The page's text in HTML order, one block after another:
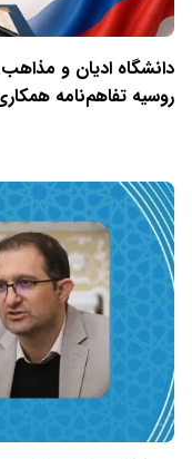
دانشگاه ادیان و
روسیه تفاهم‌نامه